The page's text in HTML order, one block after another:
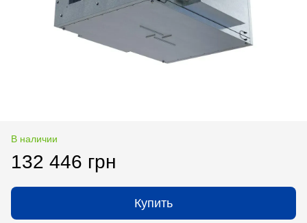
В наличии
132 446 грн
Купить